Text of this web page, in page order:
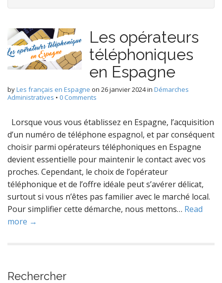
Les opérateurs
téléphoniques
en Espagne
byLes français en Espagne on 26 janvier 2024in Démarches
Administratives • 0 Comments
Lorsque vous vous établissez en Espagne, l’acquisition
d’un numéro de téléphone espagnol, et par conséquent
choisir parmi opérateurs téléphoniques en Espagne
devient essentielle pour maintenir le contact avec vos
proches. Cependant, le choix de l’opérateur
téléphonique et de l’offre idéale peut s’avérer délicat,
surtout si vous n’êtes pas familier avec le marché local.
Pour simplifier cette démarche, nous mettons… Read
more →
Rechercher